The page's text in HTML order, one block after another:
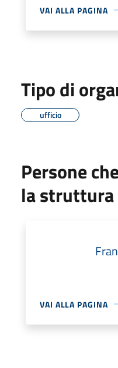
VAI ALLA PAGINA
Tipo di
ufficio
Persone
la struttura
VAI ALLA PAGINA